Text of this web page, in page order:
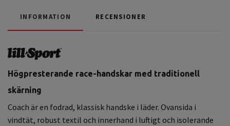
INFORMATION RECENSIONER
Högpresterande race-handskar med traditionell
skärning
Coach är en fodrad, klassisk handske i läder. Ovansida i
vindtät, robust textil och innerhand i luftigt och isolerande